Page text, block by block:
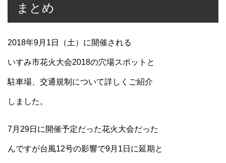
まとめ
2018年9月1日（土）に開催される
いすみ市花火大会2018の穴場スポットと
駐車場、交通規制について詳しくご紹介
しました。
7月29日に開催予定だった花火大会だった
んですが台風12号の影響で9月1日に延期と